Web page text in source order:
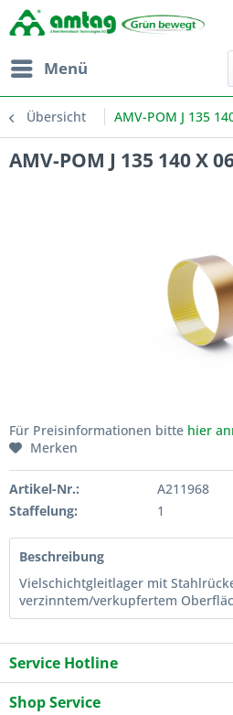
Menü
Übersicht AMV-POM J 135
AMV-POM J 135 140 X
Für Preisinformationen bitte hier
Merken
Artikel-Nr.:
A211968
Staffelung:
1
Beschreibung
Vielschichtgleitlager mit
verzinntem/verkupfertem
Service Hotline
Shop Service